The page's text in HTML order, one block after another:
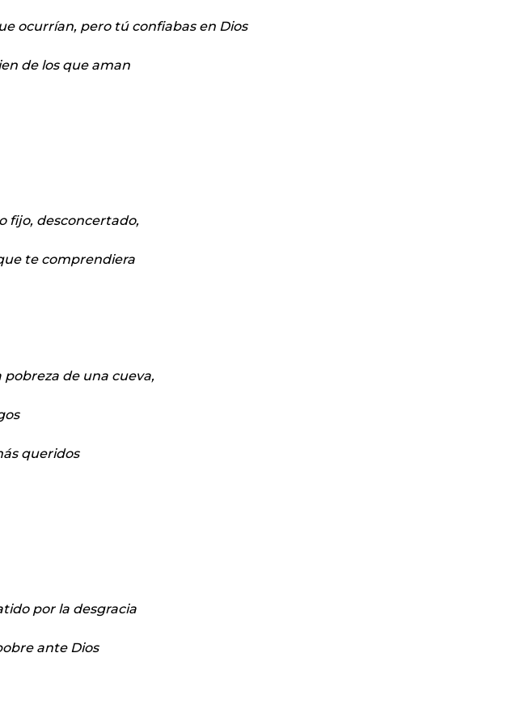
ocurrían, pero tú confiabas en Dios
de los que aman
fijo, desconcertado,
te comprendiera
de una cueva,
queridos
por la desgracia
ante Dios